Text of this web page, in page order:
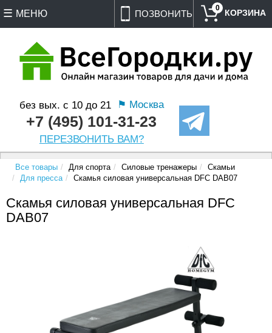
ПОЗВОНИТЬ
без вых. с 10 до 21 ⚑ Москва
+7 (495) 101-31-23
ПЕРЕЗВОНИТЬ ВАМ?
0
МЕНЮ
Все товары Для спорта Силовые тренажеры
Скамьи
Для пресса
Cкамья силовая универсальная DFC DAB07
Cкамья силовая универсальная DFC
DAB07